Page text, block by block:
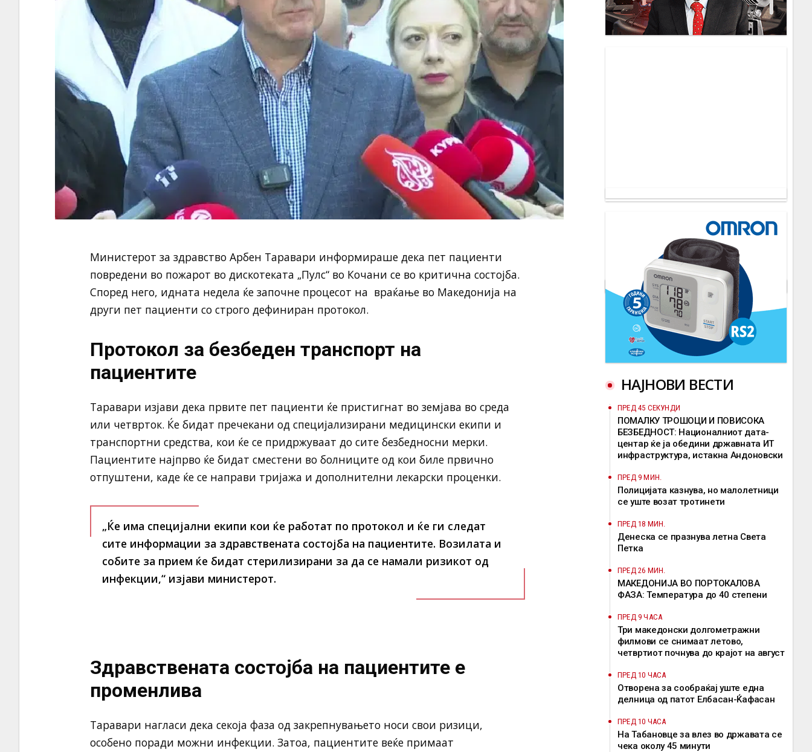
Министерот за здравство Арбен Таравари информираше дека пет пациенти
повредени во пожарот во дискотеката „Пулс“ во Кочани се во критична состојба.
Според него, идната недела ќе започне процесот на враќање во Македонија на
други пет пациенти со строго дефиниран протокол.
Протокол за безбеден транспорт на
пациентите
Таравари изјави дека првите пет пациенти ќе пристигнат во земјава во среда
или четврток. Ќе бидат пречекани од специјализирани медицински екипи и
транспортни средства, кои ќе се придржуваат до сите безбедносни мерки.
Пациентите најпрво ќе бидат сместени во болниците од кои биле првично
отпуштени, каде ќе се направи тријажа и дополнителни лекарски проценки.
„Ќе има специјални екипи кои ќе работат по протокол и ќе ги следат
сите информации за здравствената состојба на пациентите. Возилата и
собите за прием ќе бидат стерилизирани за да се намали ризикот од
инфекции,“ изјави министерот.
Здравствената состојба на пациентите е
променлива
Таравари нагласи дека секоја фаза од закрепнувањето носи свои ризици,
особено поради можни инфекции. Затоа, пациентите веќе примаат
НАЈНОВИ ВЕСТИ
ПРЕД 45 СЕКУНДИ
ПОМАЛКУ ТРОШОЦИ И ПОВИСОКА
БЕЗБЕДНОСТ: Националниот дата-
центар ќе ја обедини државната ИТ
инфраструктура, истакна Андоновски
ПРЕД 9 МИН.
Полицијата казнува, но малолетници
се уште возат тротинети
ПРЕД 18 МИН.
Денеска се празнува летна Света
Петка
ПРЕД 26 МИН.
МАКЕДОНИЈА ВО ПОРТОКАЛОВА
ФАЗА: Температура до 40 степени
ПРЕД 9 ЧАСА
Три македонски долгометражни
филмови се снимаат летово,
четвртиот почнува до крајот на август
ПРЕД 10 ЧАСА
Отворена за сообраќај уште една
делница од патот Елбасан-Ќафасан
ПРЕД 10 ЧАСА
На Табановце за влез во државата се
чека околу 45 минути